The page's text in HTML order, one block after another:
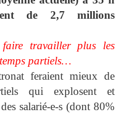
de 2,7 millions
travailler plus les
partiels…
feraient mieux de
qui explosent et
salarié-e-s (dont 80%